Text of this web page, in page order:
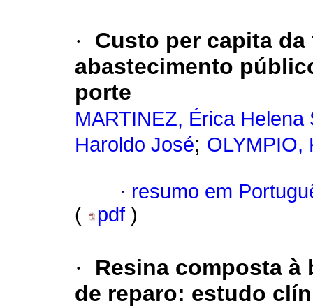
·
Custo per capita
abastecimento
porte
MARTINEZ, Érica Helena
Haroldo José; OLYMPIO,
· resumo em
(
pdf )
·
Resina composta à
de reparo: estudo